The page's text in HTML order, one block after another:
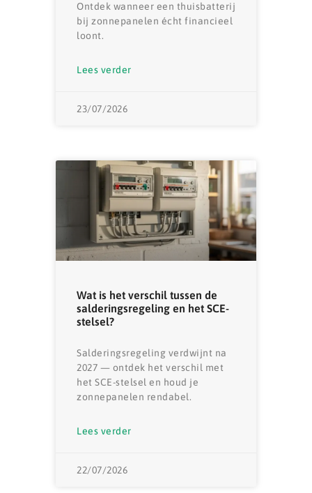
Ontdek wanneer een thuisbatterij
bij zonnepanelen écht financieel
loont.
Lees verder
23/07/2026
Wat is het verschil tussen de
salderingsregeling en het SCE-
stelsel?
Salderingsregeling verdwijnt na
2027 — ontdek het verschil met
het SCE-stelsel en houd je
zonnepanelen rendabel.
Lees verder
22/07/2026